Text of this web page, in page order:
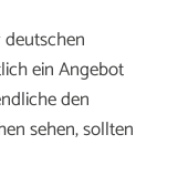
ein Angebot
den
sehen, sollten